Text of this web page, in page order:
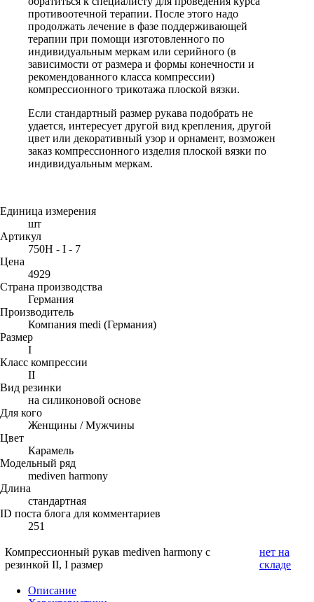
противоотечной терапии. После этого надо
продолжать лечение в фазе поддерживающей
терапии при помощи изготовленного по
индивидуальным меркам или серийного (в
зависимости от размера и формы конечности и
рекомендованного класса компрессии)
компрессионного трикотажа плоской вязки.
Если стандартный размер рукава подобрать не
удается, интересует другой вид крепления, другой
цвет или декоративный узор и орнамент, возможен
заказ компрессионного изделия плоской вязки по
индивидуальным меркам.
Единица измерения
шт
Артикул
750H - I - 7
Цена
4929
Страна производства
Германия
Производитель
Компания medi (Германия)
Размер
I
Класс компрессии
II
Вид резинки
на силиконовой основе
Для кого
Женщины / Мужчины
Цвет
Карамель
Модельный ряд
mediven harmony
Длина
стандартная
ID поста блога для комментариев
251
Компрессионный рукав mediven harmony с
резинкой II, I размер
нет на
складе
Описание